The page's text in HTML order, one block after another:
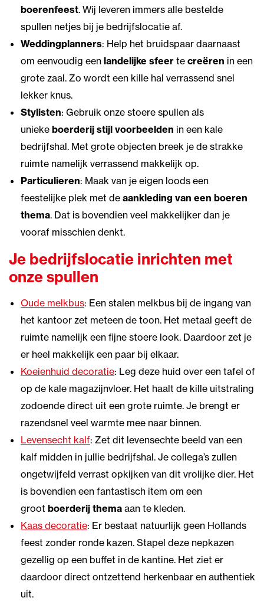
boerenfeest. Wij leveren immers alle bestelde
spullen netjes bij je bedrijfslocatie af.
Weddingplanners: Help het bruidspaar daarnaast
om eenvoudig een landelijke sfeer te creëren in een
grote zaal. Zo wordt een kille hal verrassend snel
lekker knus.
Stylisten: Gebruik onze stoere spullen als
unieke boerderij stijl voorbeelden in een kale
bedrijfshal. Met grote objecten breek je de strakke
ruimte namelijk verrassend makkelijk op.
Particulieren: Maak van je eigen loods een
feestelijke plek met de aankleding van een boeren
thema. Dat is bovendien veel makkelijker dan je
vooraf misschien denkt.
Je bedrijfslocatie inrichten met
onze spullen
Oude melkbus: Een stalen melkbus bij de ingang van
het kantoor zet meteen de toon. Het metaal geeft de
ruimte namelijk een fijne stoere look. Daardoor zet je
er heel makkelijk een paar bij elkaar.
Koeienhuid decoratie: Leg deze huid over een tafel of
op de kale magazijnvloer. Het haalt de kille uitstraling
zodoende direct uit een grote ruimte. Je brengt er
razendsnel veel warmte mee naar binnen.
Levensecht kalf: Zet dit levensechte beeld van een
kalf midden in jullie bedrijfshal. Je collega’s zullen
ongetwijfeld verrast opkijken van dit vrolijke dier. Het
is bovendien een fantastisch item om een
groot boerderij thema aan te kleden.
Kaas decoratie: Er bestaat natuurlijk geen Hollands
feest zonder ronde kazen. Stapel deze nepkazen
gezellig op een buffet in de kantine. Het ziet er
daardoor direct ontzettend herkenbaar en authentiek
uit.